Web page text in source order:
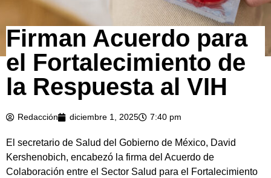
Firman Acuerdo para
el Fortalecimiento de
la Respuesta al VIH
Redacción diciembre 1, 2025 7:40 pm
El secretario de Salud del Gobierno de México, David
Kershenobich, encabezó la firma del Acuerdo de
Colaboración entre el Sector Salud para el Fortalecimiento